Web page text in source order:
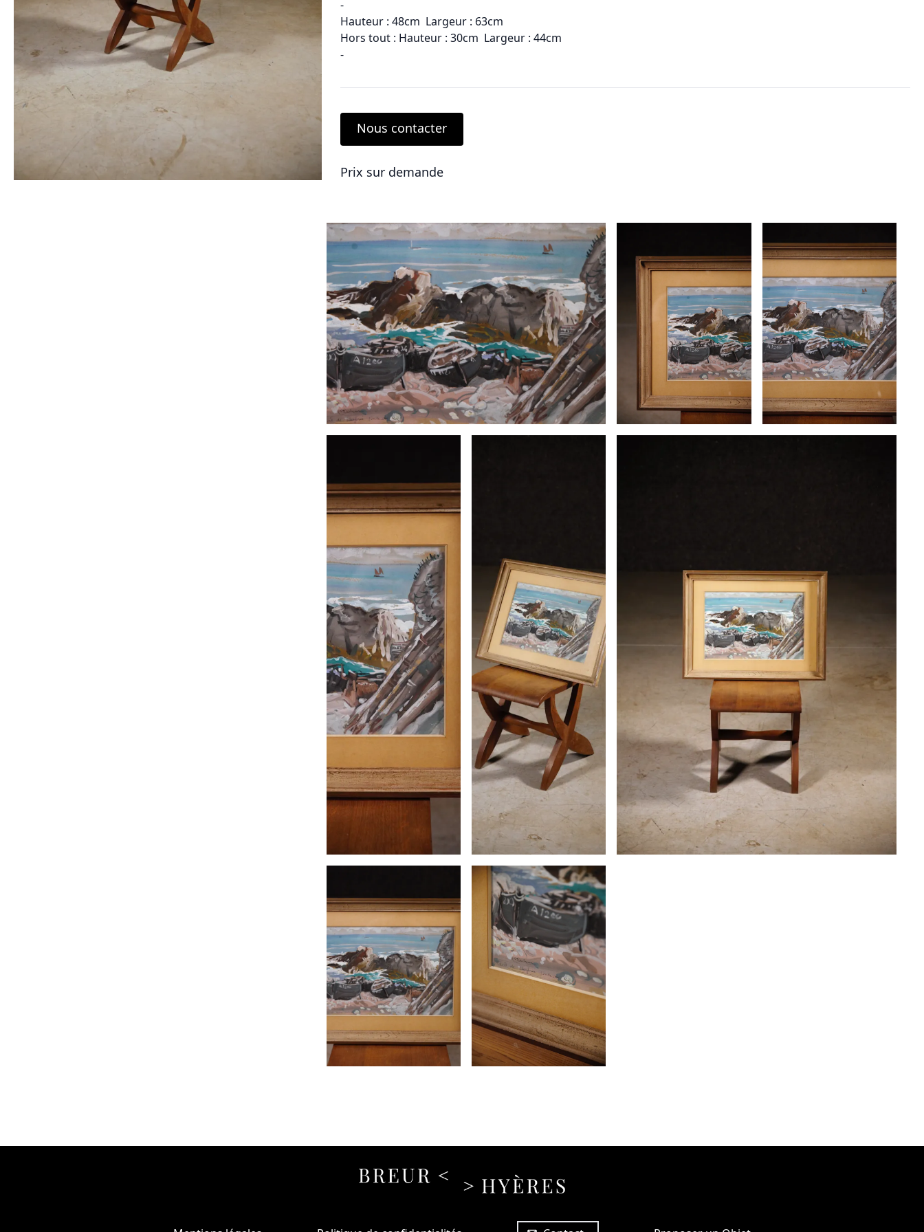
-
Hauteur : 48cm Largeur : 63cm
Hors tout : Hauteur : 30cm Largeur : 44cm
-
Nous contacter
Prix sur demande